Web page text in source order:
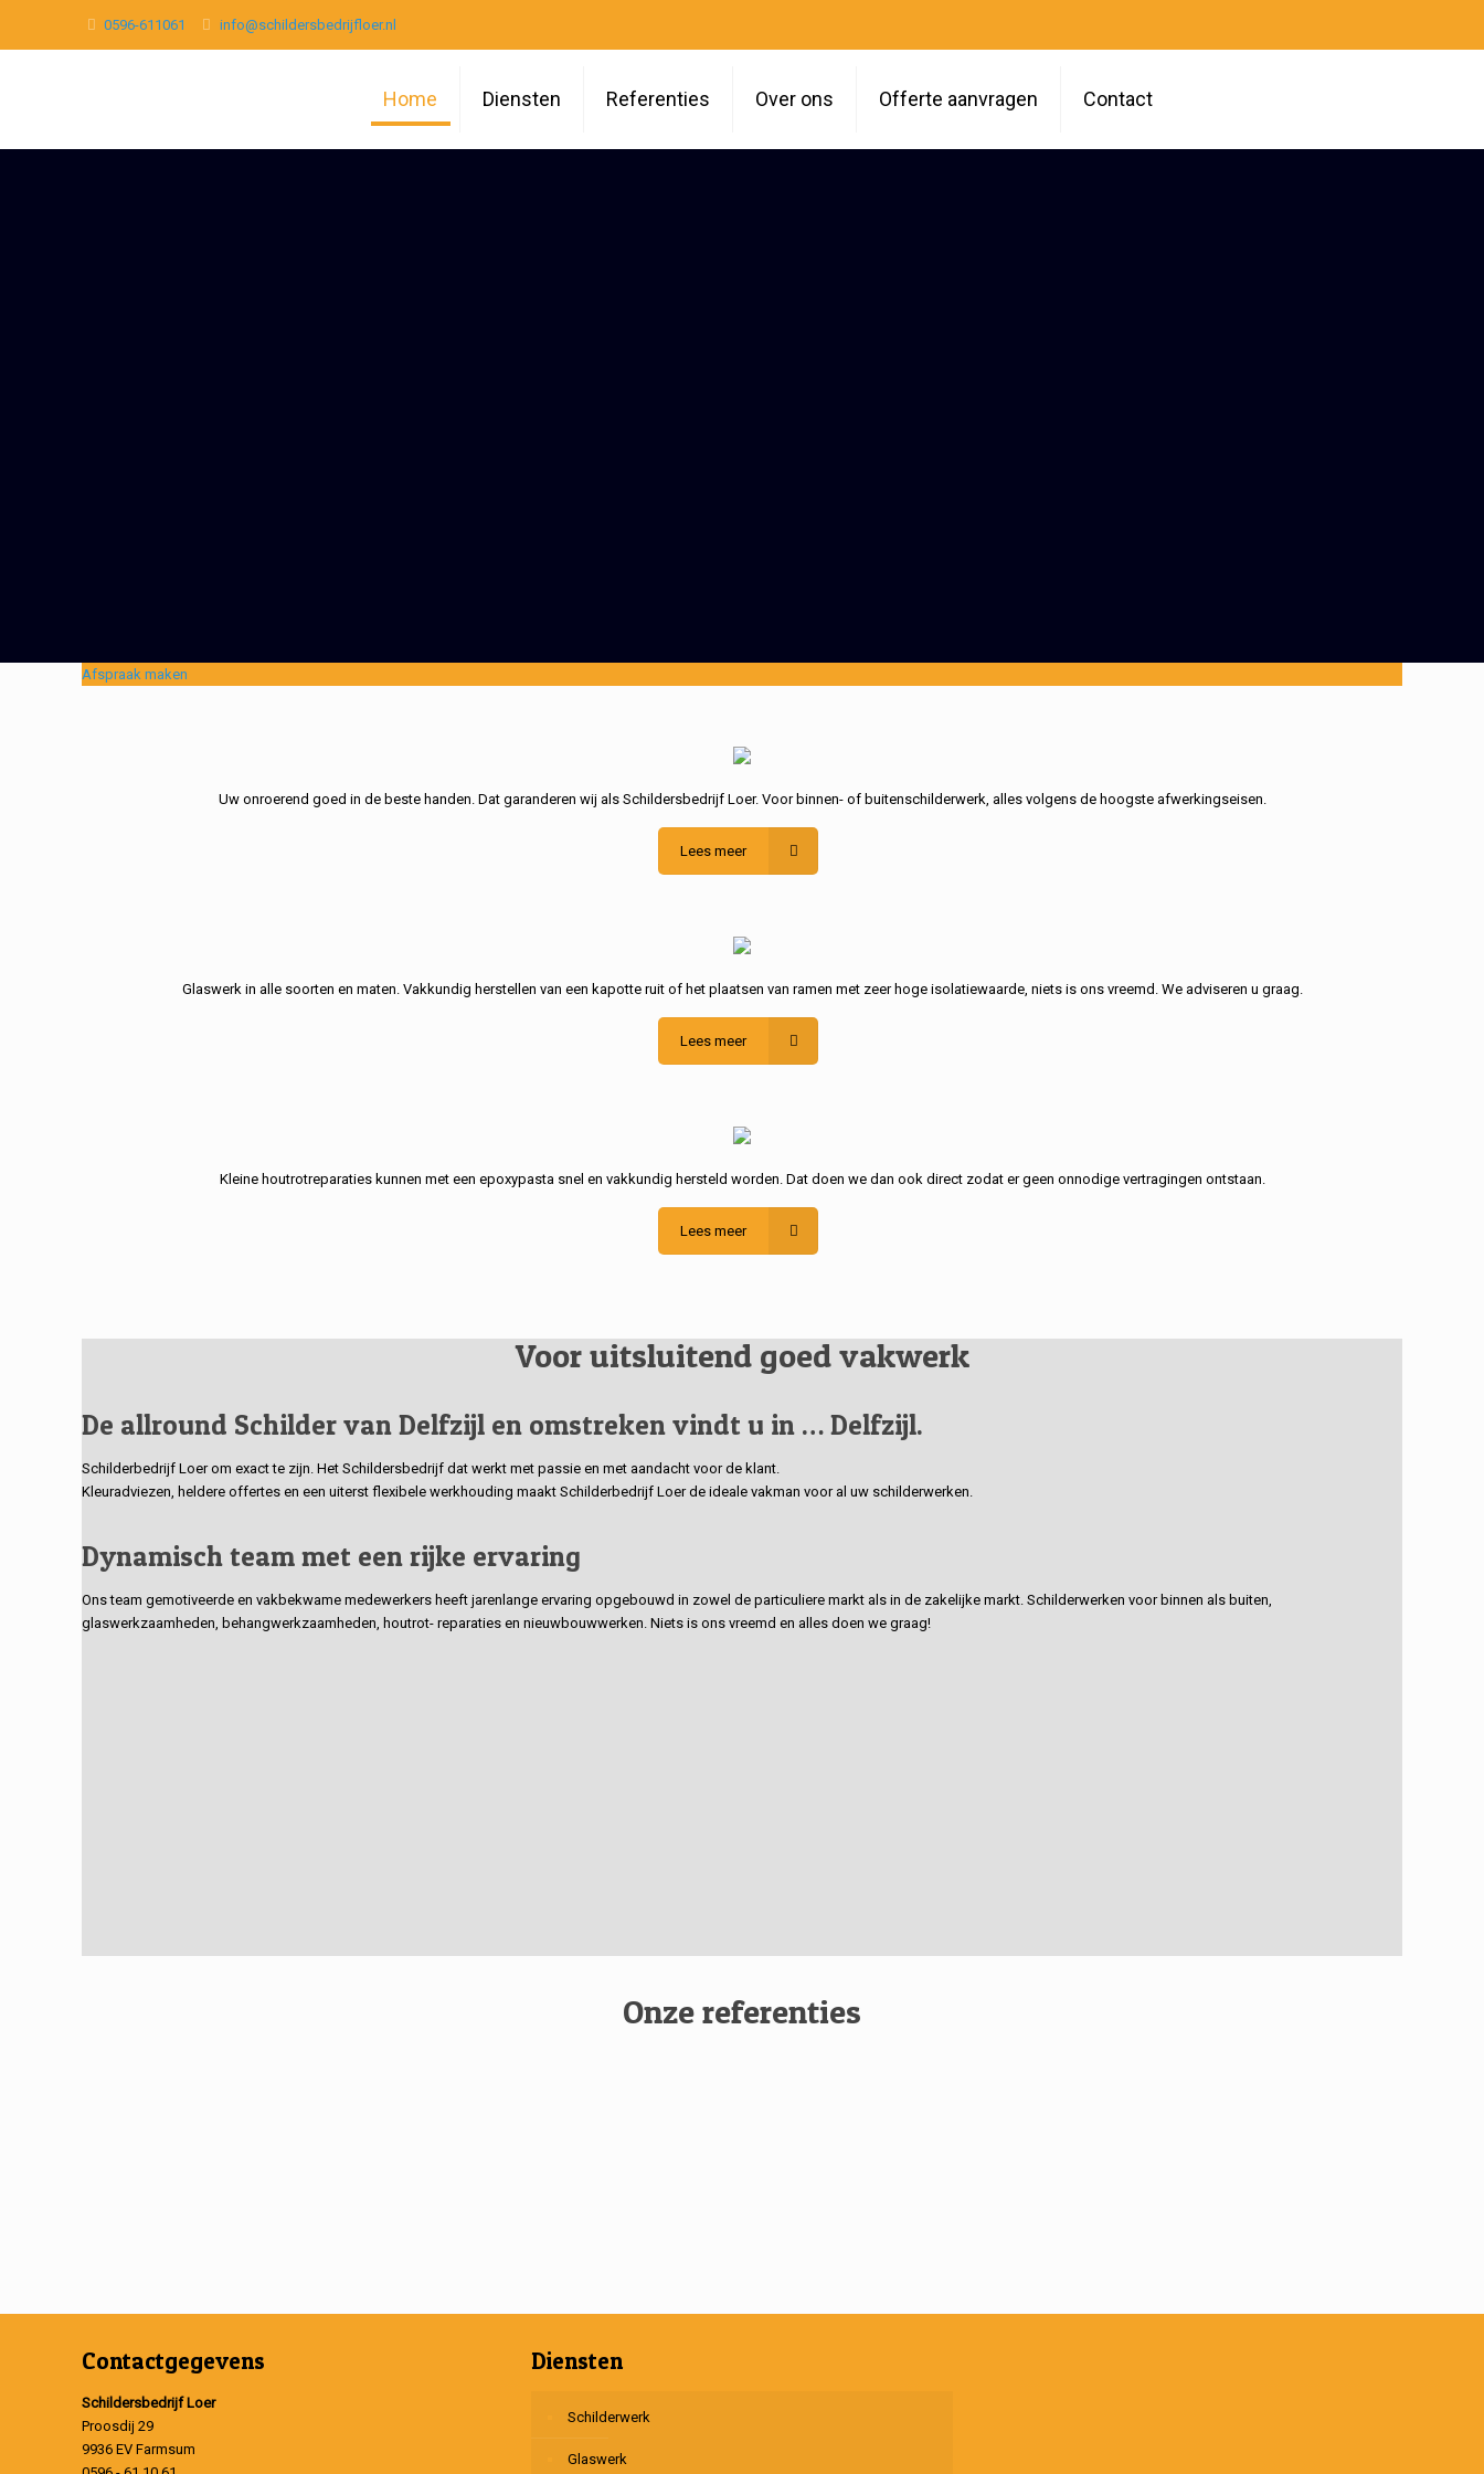
0596-611061 info@schildersbedrijfloer.nl
Home Diensten Referenties Over ons Offerte aanvragen Contact
Afspraak maken
Uw onroerend goed in de beste handen. Dat garanderen wij als Schildersbedrijf Loer. Voor binnen- of buitenschilderwerk, alles volgens de hoogste afwerkingseisen.
Lees meer
Glaswerk in alle soorten en maten. Vakkundig herstellen van een kapotte ruit of het plaatsen van ramen met zeer hoge isolatiewaarde, niets is ons vreemd. We adviseren u graag.
Lees meer
Kleine houtrotreparaties kunnen met een epoxypasta snel en vakkundig hersteld worden. Dat doen we dan ook direct zodat er geen onnodige vertragingen ontstaan.
Lees meer
Voor uitsluitend goed vakwerk
De allround Schilder van Delfzijl en omstreken vindt u in … Delfzijl.
Schilderbedrijf Loer om exact te zijn. Het Schildersbedrijf dat werkt met passie en met aandacht voor de klant.
Kleuradviezen, heldere offertes en een uiterst flexibele werkhouding maakt Schilderbedrijf Loer de ideale vakman voor al uw schilderwerken.
Dynamisch team met een rijke ervaring
Ons team gemotiveerde en vakbekwame medewerkers heeft jarenlange ervaring opgebouwd in zowel de particuliere markt als in de zakelijke markt. Schilderwerken voor binnen als buiten,
glaswerkzaamheden, behangwerkzaamheden, houtrot- reparaties en nieuwbouwwerken. Niets is ons vreemd en alles doen we graag!
Onze referenties
Contactgegevens
Schildersbedrijf Loer
Proosdij 29
9936 EV Farmsum
Diensten
Schilderwerk
Glaswerk